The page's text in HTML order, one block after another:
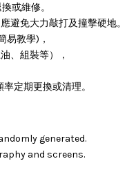
或維修。
避免大力敲打及撞擊硬地。
易教學)，
、組裝等），
定期更換或清理。
generated.
and screens.